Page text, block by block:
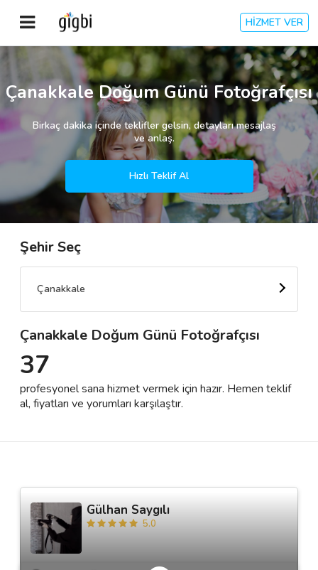
HİZMET VER
Anasayfa
Kayıt Ol
Kategoriler
🎈 Biz Kimiz?
🌟 Müşteri Değerlendirmeleri
Destek
İletişim
Çanakkale Doğum Günü Fotoğrafçısı
Birkaç dakika içinde teklifler gelsin, detayları mesajlaş
ve anlaş.
Hızlı Teklif Al
Şehir Seç
Çanakkale
Çanakkale Doğum Günü Fotoğrafçısı
37
profesyonel sana hizmet vermek için hazır. Hemen teklif
al, fiyatları ve yorumları karşılaştır.
Gülhan Saygılı
5.0